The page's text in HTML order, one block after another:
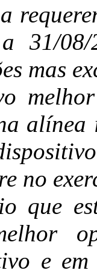
31/
mas
no
que
e em